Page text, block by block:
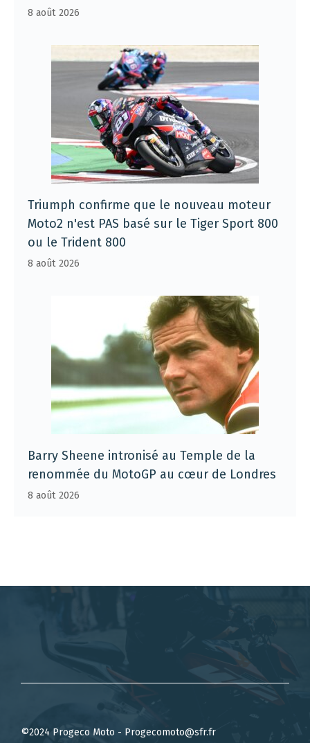
8 août 2026
Triumph confirme que le nouveau moteur
Moto2 n'est PAS basé sur le Tiger Sport 800
ou le Trident 800
8 août 2026
Barry Sheene intronisé au Temple de la
renommée du MotoGP au cœur de Londres
8 août 2026
©2024 Progeco Moto - Progecomoto@sfr.fr